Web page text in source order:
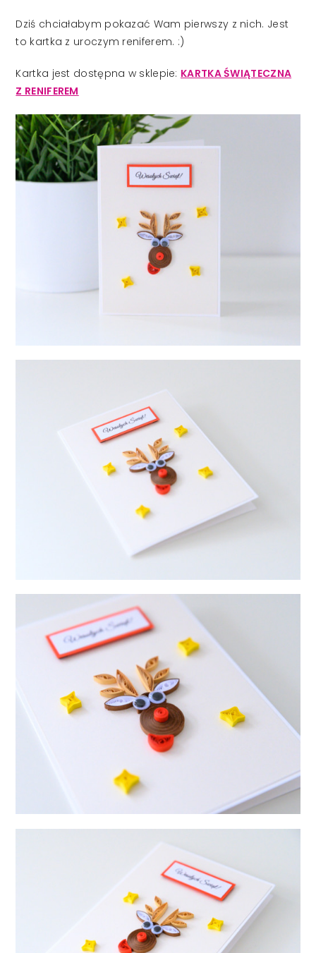
Dziś chciałabym pokazać Wam pierwszy z nich. Jest
to kartka z uroczym reniferem. :)
Kartka jest dostępna w sklepie: KARTKA ŚWIĄTECZNA
Z RENIFEREM